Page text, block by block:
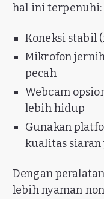
hal ini terpenuhi:
Koneksi stabil
Mikrofon
pecah
Webcam
lebih hidup
Gunakan
kualitas
Dengan
lebih nyaman